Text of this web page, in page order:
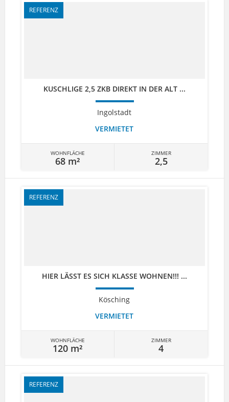
REFERENZ
KUSCHLIGE 2,5 ZKB DIREKT IN DER ALT ...
Ingolstadt
VERMIETET
WOHNFLÄCHE
68 m²
ZIMMER
2,5
REFERENZ
HIER LÄSST ES SICH KLASSE WOHNEN!!! ...
Kösching
VERMIETET
WOHNFLÄCHE
120 m²
ZIMMER
4
REFERENZ